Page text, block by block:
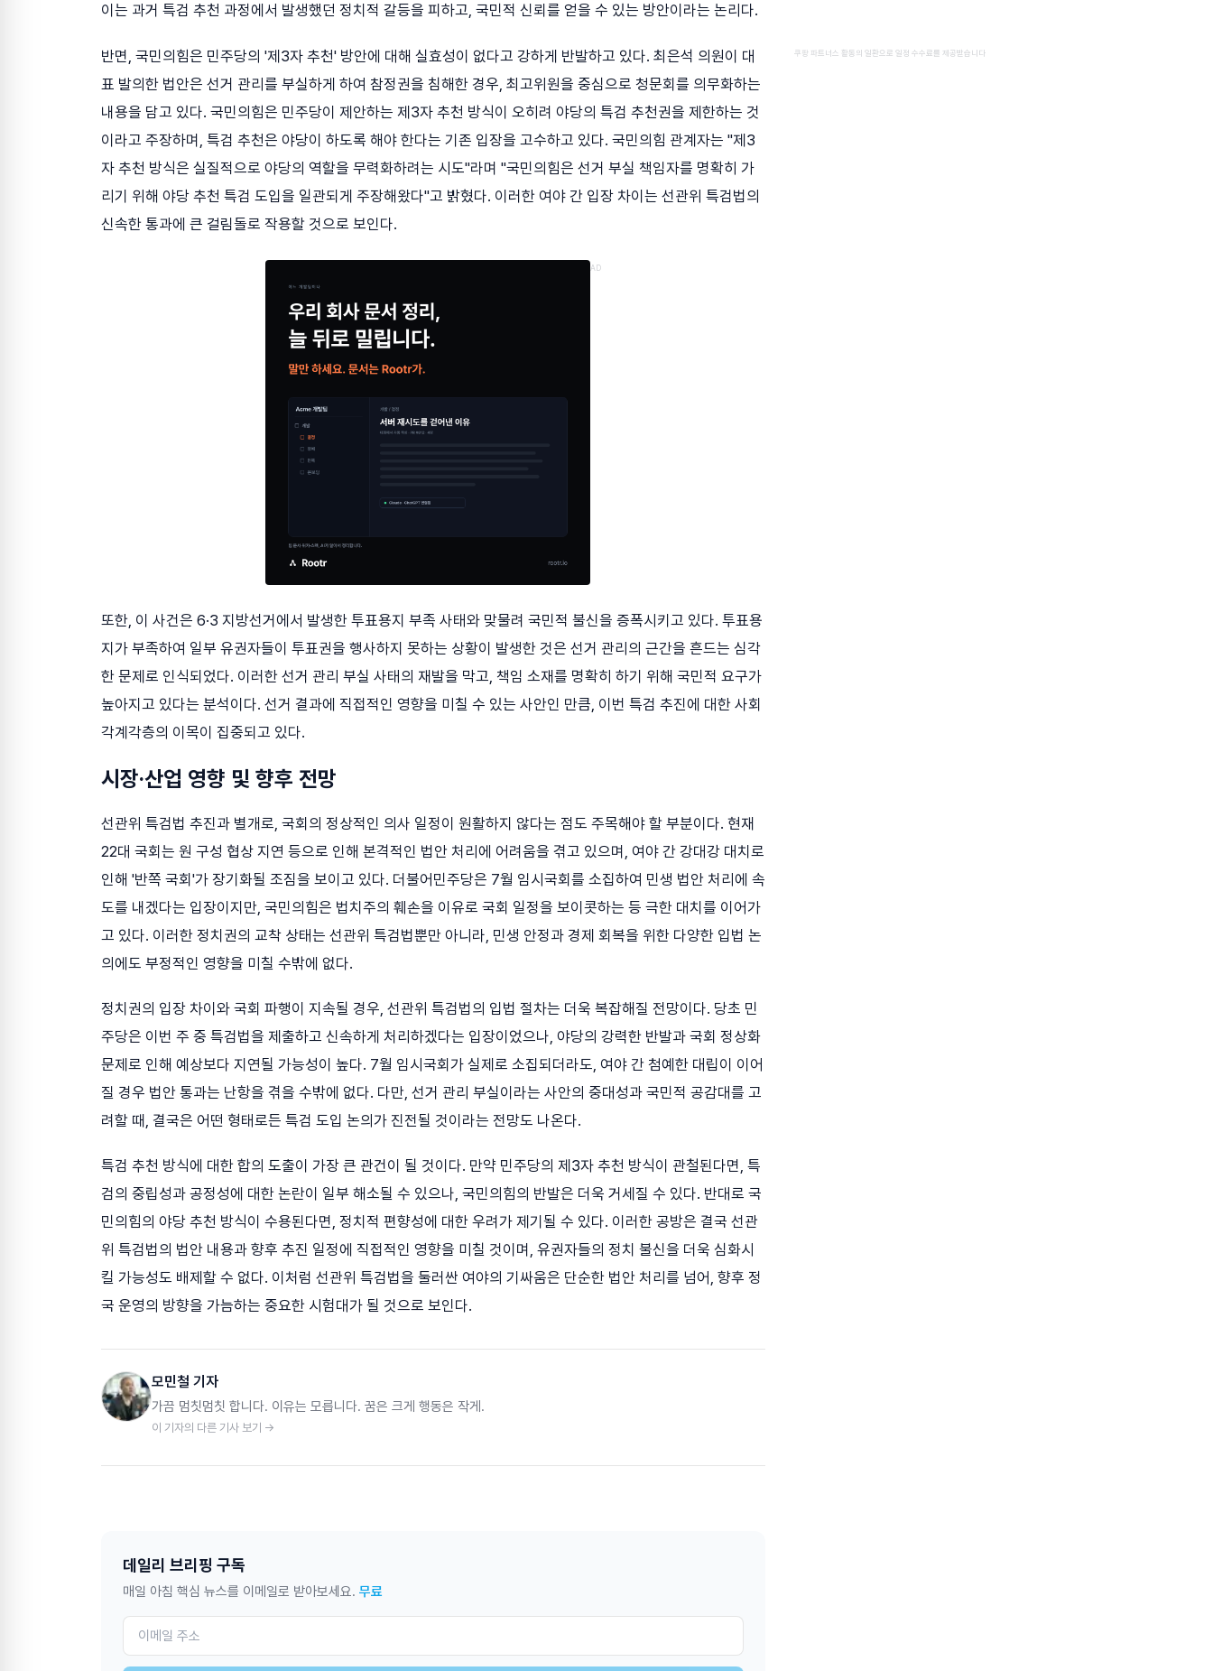
이는 과거 특검 추천 과정에서 발생했던 정치적 갈등을 피하고, 국민적 신뢰를 얻을 수 있는 방안이라는 논리다.
반면, 국민의힘은 민주당의 '제3자 추천' 방안에 대해 실효성이 없다고 강하게 반발하고 있다. 최은석 의원이 대
표 발의한 법안은 선거 관리를 부실하게 하여 참정권을 침해한 경우, 최고위원을 중심으로 청문회를 의무화하는
내용을 담고 있다. 국민의힘은 민주당이 제안하는 제3자 추천 방식이 오히려 야당의 특검 추천권을 제한하는 것
이라고 주장하며, 특검 추천은 야당이 하도록 해야 한다는 기존 입장을 고수하고 있다. 국민의힘 관계자는 "제3
자 추천 방식은 실질적으로 야당의 역할을 무력화하려는 시도"라며 "국민의힘은 선거 부실 책임자를 명확히 가
리기 위해 야당 추천 특검 도입을 일관되게 주장해왔다"고 밝혔다. 이러한 여야 간 입장 차이는 선관위 특검법의
신속한 통과에 큰 걸림돌로 작용할 것으로 보인다.
AD
또한, 이 사건은 6·3 지방선거에서 발생한 투표용지 부족 사태와 맞물려 국민적 불신을 증폭시키고 있다. 투표용
지가 부족하여 일부 유권자들이 투표권을 행사하지 못하는 상황이 발생한 것은 선거 관리의 근간을 흔드는 심각
한 문제로 인식되었다. 이러한 선거 관리 부실 사태의 재발을 막고, 책임 소재를 명확히 하기 위해 국민적 요구가
높아지고 있다는 분석이다. 선거 결과에 직접적인 영향을 미칠 수 있는 사안인 만큼, 이번 특검 추진에 대한 사회
각계각층의 이목이 집중되고 있다.
시장·산업 영향 및 향후 전망
선관위 특검법 추진과 별개로, 국회의 정상적인 의사 일정이 원활하지 않다는 점도 주목해야 할 부분이다. 현재
22대 국회는 원 구성 협상 지연 등으로 인해 본격적인 법안 처리에 어려움을 겪고 있으며, 여야 간 강대강 대치로
인해 '반쪽 국회'가 장기화될 조짐을 보이고 있다. 더불어민주당은 7월 임시국회를 소집하여 민생 법안 처리에 속
도를 내겠다는 입장이지만, 국민의힘은 법치주의 훼손을 이유로 국회 일정을 보이콧하는 등 극한 대치를 이어가
고 있다. 이러한 정치권의 교착 상태는 선관위 특검법뿐만 아니라, 민생 안정과 경제 회복을 위한 다양한 입법 논
의에도 부정적인 영향을 미칠 수밖에 없다.
정치권의 입장 차이와 국회 파행이 지속될 경우, 선관위 특검법의 입법 절차는 더욱 복잡해질 전망이다. 당초 민
주당은 이번 주 중 특검법을 제출하고 신속하게 처리하겠다는 입장이었으나, 야당의 강력한 반발과 국회 정상화
문제로 인해 예상보다 지연될 가능성이 높다. 7월 임시국회가 실제로 소집되더라도, 여야 간 첨예한 대립이 이어
질 경우 법안 통과는 난항을 겪을 수밖에 없다. 다만, 선거 관리 부실이라는 사안의 중대성과 국민적 공감대를 고
려할 때, 결국은 어떤 형태로든 특검 도입 논의가 진전될 것이라는 전망도 나온다.
특검 추천 방식에 대한 합의 도출이 가장 큰 관건이 될 것이다. 만약 민주당의 제3자 추천 방식이 관철된다면, 특
검의 중립성과 공정성에 대한 논란이 일부 해소될 수 있으나, 국민의힘의 반발은 더욱 거세질 수 있다. 반대로 국
민의힘의 야당 추천 방식이 수용된다면, 정치적 편향성에 대한 우려가 제기될 수 있다. 이러한 공방은 결국 선관
위 특검법의 법안 내용과 향후 추진 일정에 직접적인 영향을 미칠 것이며, 유권자들의 정치 불신을 더욱 심화시
킬 가능성도 배제할 수 없다. 이처럼 선관위 특검법을 둘러싼 여야의 기싸움은 단순한 법안 처리를 넘어, 향후 정
국 운영의 방향을 가늠하는 중요한 시험대가 될 것으로 보인다.
모민철 기자
가끔 멈칫멈칫 합니다. 이유는 모릅니다. 꿈은 크게 행동은 작게.
이 기자의 다른 기사 보기 →
데일리 브리핑 구독
매일 아침 핵심 뉴스를 이메일로 받아보세요. 무료
쿠팡 파트너스 활동의 일환으로 일정 수수료를 제공받습니다